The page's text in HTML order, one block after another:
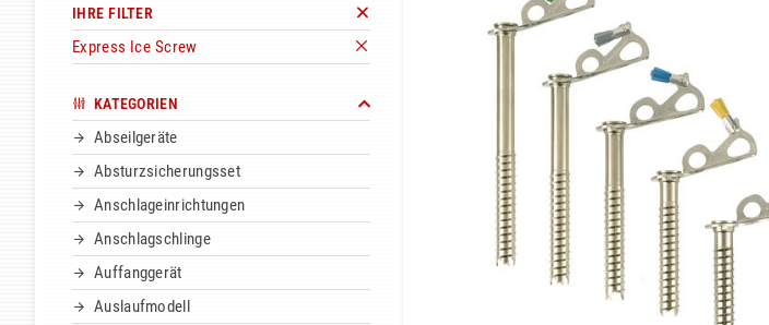
IHRE FILTER
Express Ice Screw
KATEGORIEN
Abseilgeräte
Absturzsicherungsset
Anschlageinrichtungen
Anschlagschlinge
Auffanggerät
Auslaufmodell